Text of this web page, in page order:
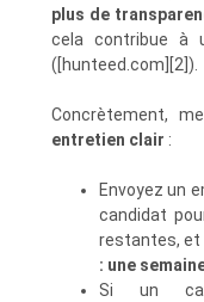
plus de
cela contribue à
([hunteed.com][2]).
Concrètement,
entretien clair :
Envoyez un
candidat
restantes, et
: une
Si un